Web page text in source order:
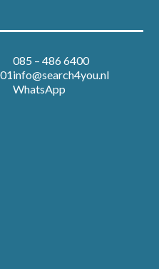
085 – 486 6400
info@search4you.nl
WhatsApp